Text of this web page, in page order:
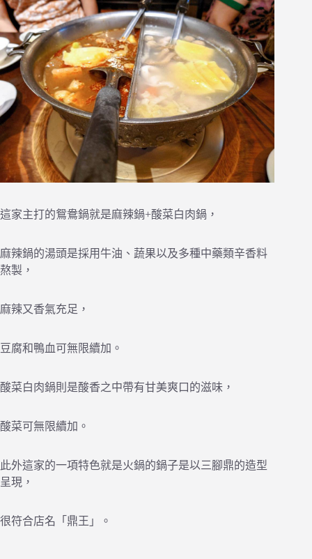
這家主打的鴛鴦鍋就是麻辣鍋+酸菜白肉鍋，
麻辣鍋的湯頭是採用牛油、蔬果以及多種中藥類辛香料
熬製，
麻辣又香氣充足，
豆腐和鴨血可無限續加。
酸菜白肉鍋則是酸香之中帶有甘美爽口的滋味，
酸菜可無限續加。
此外這家的一項特色就是火鍋的鍋子是以三腳鼎的造型
呈現，
很符合店名「鼎王」。